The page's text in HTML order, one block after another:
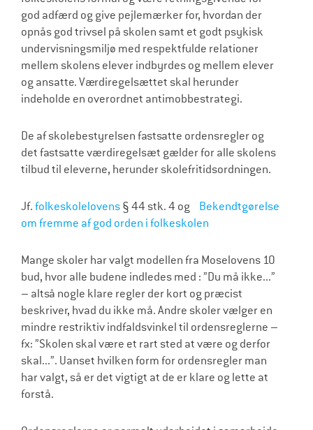
god adfærd og give pejlemærker for, hvordan der
opnås god trivsel på skolen samt et godt psykisk
undervisningsmiljø med respektfulde relationer
mellem skolens elever indbyrdes og mellem elever
og ansatte. Værdiregelsættet skal herunder
indeholde en overordnet antimobbestrategi.
De af skolebestyrelsen fastsatte ordensregler og
det fastsatte værdiregelsæt gælder for alle skolens
tilbud til eleverne, herunder skolefritidsordningen.
Jf.folkeskolelovens§ 44 stk. 4 og Bekendtgørelse
om fremme af god orden i folkeskolen
Mange skoler har valgt modellen fra Moselovens 10
bud, hvor alle budene indledes med : ”Du må ikke...”
– altså nogle klare regler der kort og præcist
beskriver, hvad du ikke må. Andre skoler vælger en
mindre restriktiv indfaldsvinkel til ordensreglerne –
fx: ”Skolen skal være et rart sted at være og derfor
skal...”. Uanset hvilken form for ordensregler man
har valgt, så er det vigtigt at de er klare og lette at
forstå.